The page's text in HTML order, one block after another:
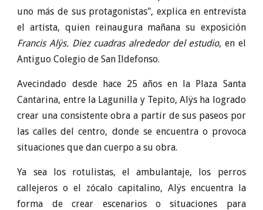
uno más de sus protagonistas", explica en entrevista
el artista, quien reinaugura mañana su exposición
Francis Alÿs. Diez cuadras alrededor del estudio, en el
Antiguo Colegio de San Ildefonso.
Avecindado desde hace 25 años en la Plaza Santa
Cantarina, entre la Lagunilla y Tepito, Alÿs ha logrado
crear una consistente obra a partir de sus paseos por
las calles del centro, donde se encuentra o provoca
situaciones que dan cuerpo a su obra.
Ya sea los rotulistas, el ambulantaje, los perros
callejeros o el zócalo capitalino, Alÿs encuentra la
forma de crear escenarios o situaciones para